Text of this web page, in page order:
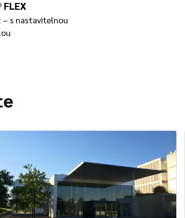
FLEX
– s nastavitelnou